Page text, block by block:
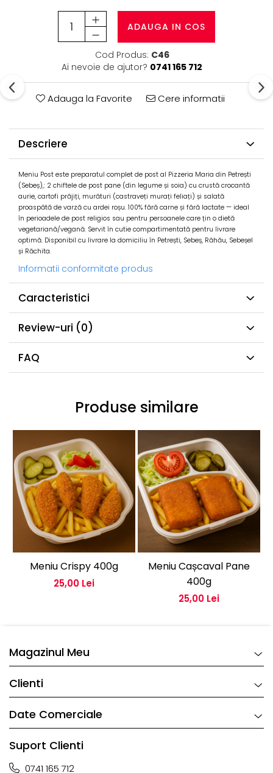
ADAUGA IN COS
Cod Produs: C46
Ai nevoie de ajutor? 0741 165 712
Adauga la Favorite Cere informatii
Descriere
Meniu Post este preparatul complet de post al Pizzeria Maria din Petrești
(Sebeș),: 2 chiftele de post pane (din legume și soia) cu crustă crocantă
aurie, cartofi prăjiți, murături (castraveți murați feliați) și salată
proaspătă de varză cu ardei roșu. 100% fără carne și fără lactate — ideal
în perioadele de post religios sau pentru persoanele care țin o dietă
vegetariană/vegană. Servit în cutie compartimentată pentru livrare
optimă. Disponibil cu livrare la domiciliu în Petrești, Sebeș, Răhău, Sebeșel
și Răchita.
Informatii conformitate produs
Caracteristici
Review-uri (0)
FAQ
Produse similare
Meniu Crispy 400g
25,00 Lei
Meniu Cașcaval Pane
400g
25,00 Lei
Magazinul Meu
Clienti
Date Comerciale
Suport Clienti
0741 165 712